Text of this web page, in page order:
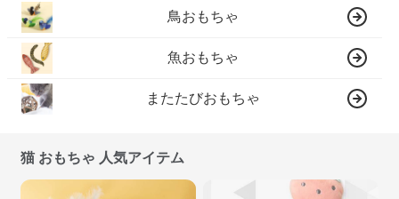
鳥おもちゃ
魚おもちゃ
またたびおもちゃ
猫 おもちゃ 人気アイテム